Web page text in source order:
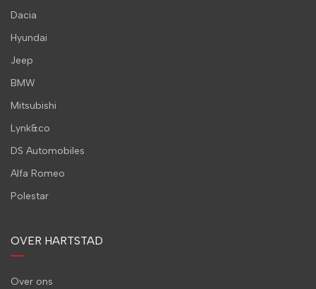
Dacia
Hyundai
Jeep
BMW
Mitsubishi
Lynk&co
DS Automobiles
Alfa Romeo
Polestar
OVER HARTSTAD
Over ons